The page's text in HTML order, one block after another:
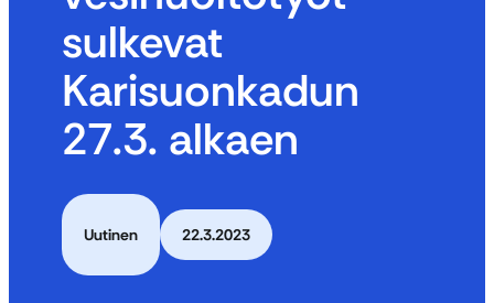
sulkevat
Karisuonkadun
27.3. alkaen
Uutinen 22.3.2023